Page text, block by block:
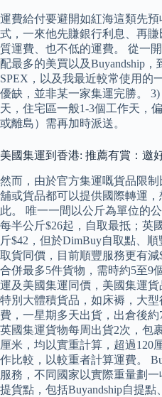
運費給付要避開如紅海這類先
式，一來他先賺銀行利息、再
質運費、也不低的運費。 從一
配最多的美買以及Buyandship，
SPEX，以及我最近較常使用的
優缺，並非某一家集運完勝。
天，住宅區一般1-3個工作天，
或離島）需再加時派送。
美國集運到香港: 推薦有賞：邀
然而，由於官方集運嘅貨品限
舖或貨品都可以提供國際轉運
此。 唯一一間以公斤為單位的
每半公斤$26起，自取最抵；英
斤$42，但於DimBuy自取點、
取貨同價，目前順豐服務更有
合併最多5件貨物，需時約5至9
運及美國集運同價，美國集運
特別大體積貨品，如床褥，大
費，一星期多天出貨，出倉後
英國集運貨物每周出貨2次，包
厘米，均以實重計算，超過120
作比較，以較重者計算運費。
服務，不同國家以實際重量劃
提貨點，包括Buyandship自提點